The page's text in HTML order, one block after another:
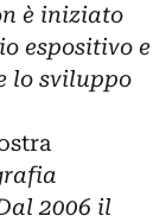
è iniziato
espositivo e
lo sviluppo
2006 il